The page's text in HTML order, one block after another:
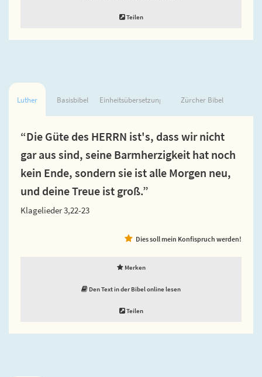
Teilen
Luther Basisbibel Einheitsübersetzung Zürcher Bibel
“Die Güte des HERRN ist's, dass wir nicht
gar aus sind, seine Barmherzigkeit hat noch
kein Ende, sondern sie ist alle Morgen neu,
und deine Treue ist groß.”
Klagelieder 3,22-23
Dies soll mein Konfispruch werden!
Merken
Den Text in der Bibel online lesen
Teilen